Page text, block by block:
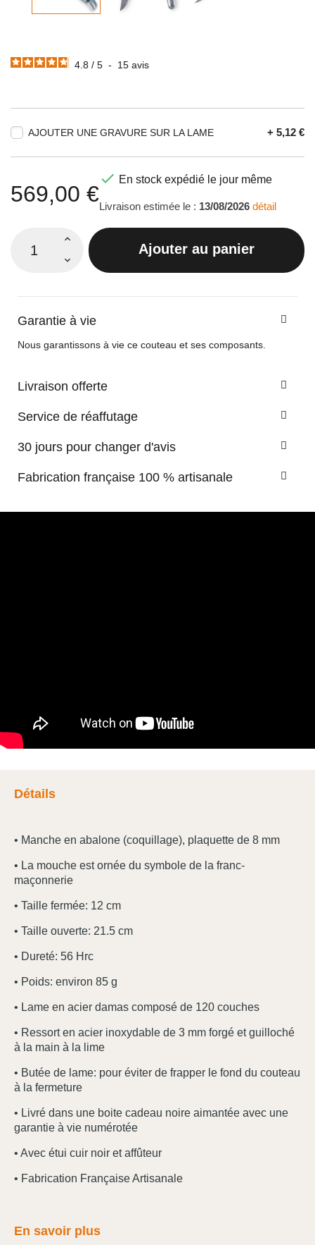
4.8 / 5 - 15 avis
AJOUTER UNE GRAVURE SUR LA LAME + 5,12 €
569,00 €
 En stock expédié le jour même
Livraison estimée le : 13/08/2026 détail
Ajouter au panier
Garantie à vie
Nous garantissons à vie ce couteau et ses composants.
Livraison offerte
Service de réaffutage
30 jours pour changer d'avis
Fabrication française 100 % artisanale
Détails
• Manche en abalone (coquillage), plaquette de 8 mm
• La mouche est ornée du symbole de la franc-
maçonnerie
• Taille fermée: 12 cm
• Taille ouverte: 21.5 cm
• Dureté: 56 Hrc
• Poids: environ 85 g
• Lame en acier damas composé de 120 couches
• Ressort en acier inoxydable de 3 mm forgé et guilloché
à la main à la lime
• Butée de lame: pour éviter de frapper le fond du couteau
à la fermeture
• Livré dans une boite cadeau noire aimantée avec une
garantie à vie numérotée
• Avec étui cuir noir et affûteur
• Fabrication Française Artisanale
En savoir plus